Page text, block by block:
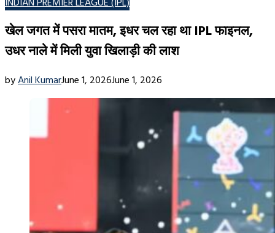
खेल जगत में पसरा मातम, इधर चल रहा था IPL फाइनल,
उधर नाले में मिली युवा खिलाड़ी की लाश
byAnil KumarJune 1, 2026June 1, 2026